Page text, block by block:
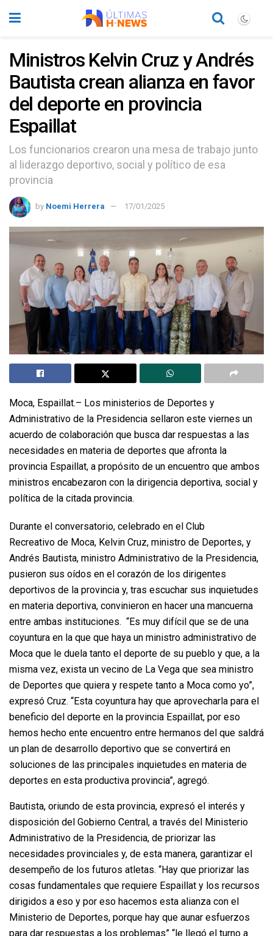
Ministros Kelvin Cruz y Andrés
Bautista crean alianza en favor
del deporte en provincia
Espaillat
Los funcionarios crearon una mesa de trabajo junto
al liderazgo deportivo, social y político de esa
provincia
by Noemi Herrera 17/01/2025
Moca, Espaillat.– Los ministerios de Deportes y
Administrativo de la Presidencia sellaron este viernes un
acuerdo de colaboración que busca dar respuestas a las
necesidades en materia de deportes que afronta la
provincia Espaillat, a propósito de un encuentro que ambos
ministros encabezaron con la dirigencia deportiva, social y
política de la citada provincia.
Durante el conversatorio, celebrado en el Club
Recreativo de Moca, Kelvin Cruz, ministro de Deportes, y
Andrés Bautista, ministro Administrativo de la Presidencia,
pusieron sus oídos en el corazón de los dirigentes
deportivos de la provincia y, tras escuchar sus inquietudes
en materia deportiva, convinieron en hacer una mancuerna
entre ambas instituciones. “Es muy difícil que se de una
coyuntura en la que que haya un ministro administrativo de
Moca que le duela tanto el deporte de su pueblo y que, a la
misma vez, exista un vecino de La Vega que sea ministro
de Deportes que quiera y respete tanto a Moca como yo”,
expresó Cruz. “Esta coyuntura hay que aprovecharla para el
beneficio del deporte en la provincia Espaillat, por eso
hemos hecho ente encuentro entre hermanos del que saldrá
un plan de desarrollo deportivo que se convertirá en
soluciones de las principales inquietudes en materia de
deportes en esta productiva provincia”, agregó.
Bautista, oriundo de esta provincia, expresó el interés y
disposición del Gobierno Central, a través del Ministerio
Administrativo de la Presidencia, de priorizar las
necesidades provinciales y, de esta manera, garantizar el
desempeño de los futuros atletas. “Hay que priorizar las
cosas fundamentales que requiere Espaillat y los recursos
dirigidos a eso y por eso hacemos esta alianza con el
Ministerio de Deportes, porque hay que aunar esfuerzos
para dar respuestas a los problemas” “le llegó el turno a